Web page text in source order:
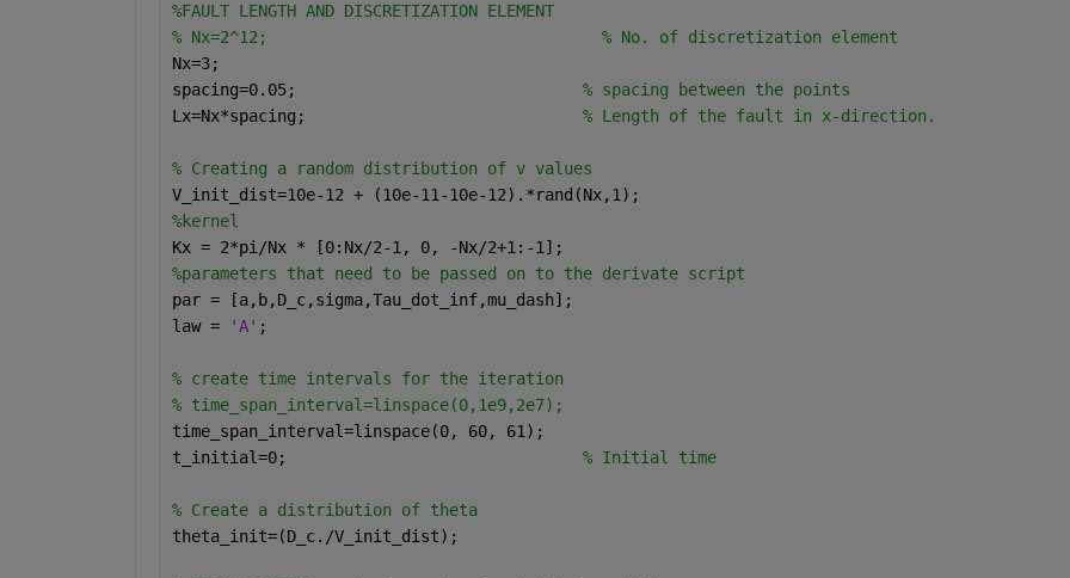
%FAULT LENGTH AND DISCRETIZATION ELEMENT
% Nx=2^12;                                   % No. of discretization element
Nx=3;
spacing=0.05; % spacing between the points
Lx=Nx*spacing; % Length of the fault in x-direction.
% Creating a random distribution of v values
V_init_dist=10e-12 + (10e-11-10e-12).*rand(Nx,1);
%kernel
Kx = 2*pi/Nx * [0:Nx/2-1, 0, -Nx/2+1:-1];
%parameters that need to be passed on to the derivate script
par = [a,b,D_c,sigma,Tau_dot_inf,mu_dash];
law =
'A' ;
% create time intervals for the iteration
% time_span_interval=linspace(0,1e9,2e7);
time_span_interval=linspace(0, 60, 61);
t_initial=0; % Initial time
% Create a distribution of theta
theta_init=(D_c./V_init_dist);